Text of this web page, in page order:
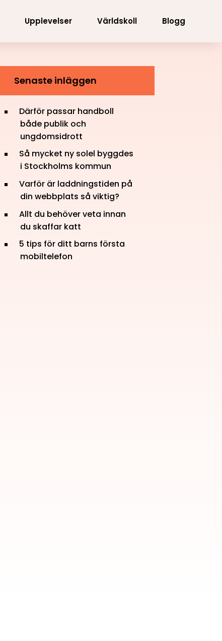
Upplevelser Världskoll Blogg
Senaste inläggen
Därför passar handboll
både publik och
ungdomsidrott
Så mycket ny solel byggdes
i Stockholms kommun
Varför är laddningstiden på
din webbplats så viktig?
Allt du behöver veta innan
du skaffar katt
5 tips för ditt barns första
mobiltelefon